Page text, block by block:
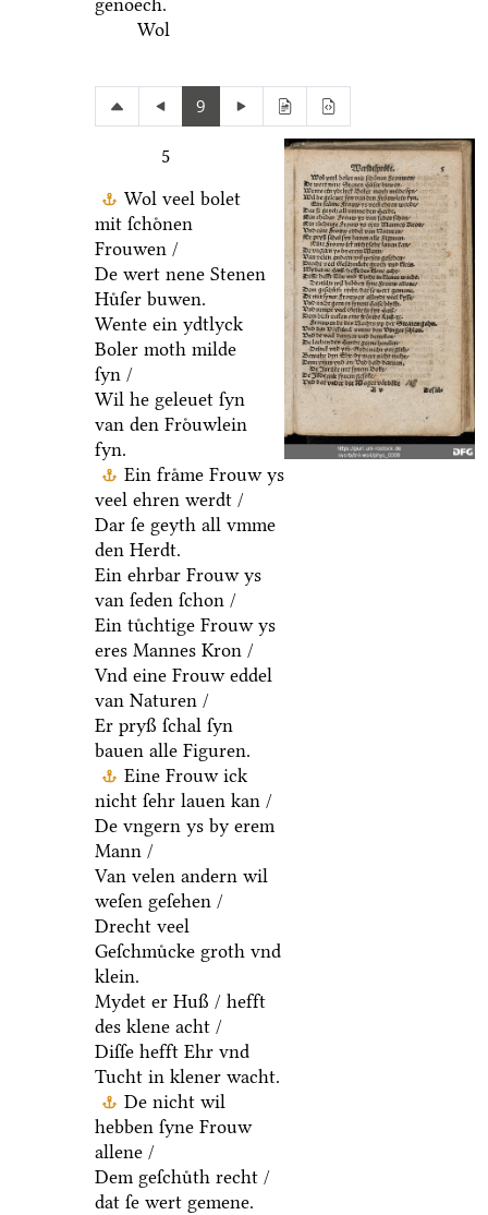
genoech.
Wol
9
5
Wol veel bolet
mit ſchoͤnen
Frouwen /
De wert nene Stenen
Huͤſer buwen.
Wente ein ydtlyck
Boler moth milde
ſyn /
Wil he geleuet ſyn
van den Froͤuwlein
fyn.
Ein fraͤme Frouw ys
veel ehren werdt /
Dar ſe geyth all vmme
den Herdt.
Ein ehrbar Frouw ys
van ſeden ſchon /
Ein tuͤchtige Frouw ys
eres Mannes Kron /
Vnd eine Frouw eddel
van Naturen /
Er pryß ſchal ſyn
bauen alle Figuren.
Eine Frouw ick
nicht ſehr lauen kan /
De vngern ys by erem
Mann /
Van velen andern wil
weſen geſehen /
Drecht veel
Geſchmuͤcke groth vnd
klein.
Mydet er Huß / hefft
des klene acht /
Diſſe hefft Ehr vnd
Tucht in klener wacht.
De nicht wil
hebben ſyne Frouw
allene /
Dem geſchuͤth recht /
dat ſe wert gemene.